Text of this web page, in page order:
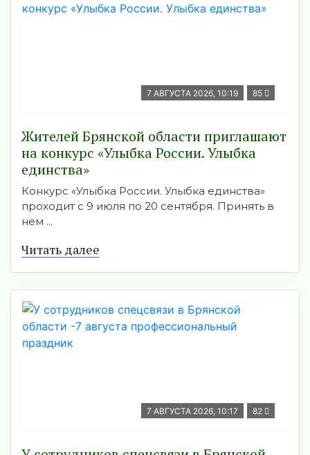
7 АВГУСТА 2026, 10:19 85
Жителей Брянской области приглашают
на конкурс «Улыбка России. Улыбка
единства»
Конкурс «Улыбка России. Улыбка единства»
проходит с 9 июля по 20 сентября. Принять в
нем ...
Читать далее
7 АВГУСТА 2026, 10:17 82